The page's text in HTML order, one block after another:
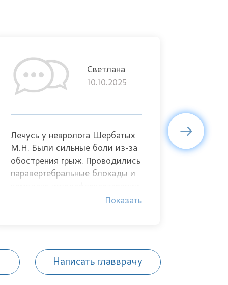
Светлана
10.10.2025
Лечусь у невролога Щербатых
М.Н. Были сильные боли из-за
обострения грыж. Проводились
паравертебральные блокады и
Благодаря этому удалось
в спине. Лечение также
положительно повлияло на моё
психоэмоциональное
Показать
Лечусь
М.Н.
Написать главврачу